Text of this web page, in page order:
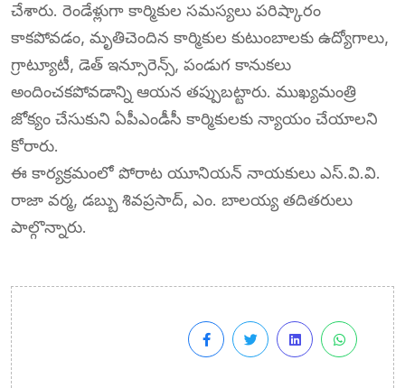
చేశారు. రెండేళ్లుగా కార్మికుల సమస్యలు పరిష్కారం
కాకపోవడం, మృతిచెందిన కార్మికుల కుటుంబాలకు ఉద్యోగాలు,
గ్రాట్యూటీ, డెత్ ఇన్సూరెన్స్, పండుగ కానుకలు
అందించకపోవడాన్ని ఆయన తప్పుబట్టారు. ముఖ్యమంత్రి
జోక్యం చేసుకుని ఏపీఎండీసీ కార్మికులకు న్యాయం చేయాలని
కోరారు.
ఈ కార్యక్రమంలో పోరాట యూనియన్ నాయకులు ఎస్.వి.వి.
రాజా వర్మ, డబ్బు శివప్రసాద్, ఎం. బాలయ్య తదితరులు
పాల్గొన్నారు.